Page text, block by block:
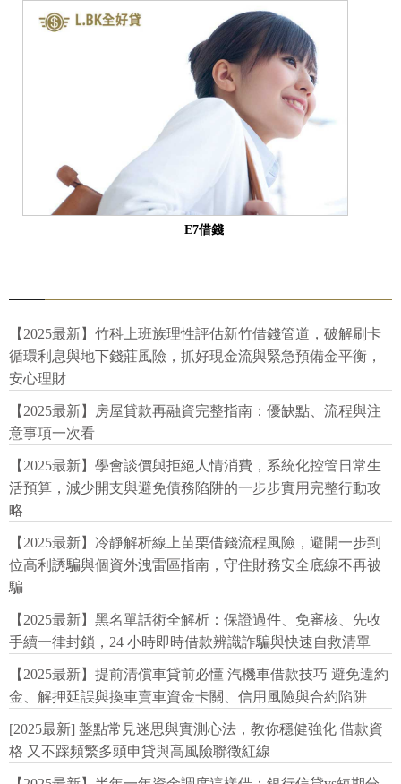
E7借錢
【2025最新】竹科上班族理性評估新竹借錢管道，破解刷卡
循環利息與地下錢莊風險，抓好現金流與緊急預備金平衡，
安心理財
【2025最新】房屋貸款再融資完整指南：優缺點、流程與注
意事項一次看
【2025最新】學會談價與拒絕人情消費，系統化控管日常生
活預算，減少開支與避免債務陷阱的一步步實用完整行動攻
略
【2025最新】冷靜解析線上苗栗借錢流程風險，避開一步到
位高利誘騙與個資外洩雷區指南，守住財務安全底線不再被
騙
【2025最新】黑名單話術全解析：保證過件、免審核、先收
手續一律封鎖，24 小時即時借款辨識詐騙與快速自救清單
【2025最新】提前清償車貸前必懂 汽機車借款技巧 避免違約
金、解押延誤與換車賣車資金卡關、信用風險與合約陷阱
[2025最新] 盤點常見迷思與實測心法，教你穩健強化 借款資
格 又不踩頻繁多頭申貸與高風險聯徵紅線